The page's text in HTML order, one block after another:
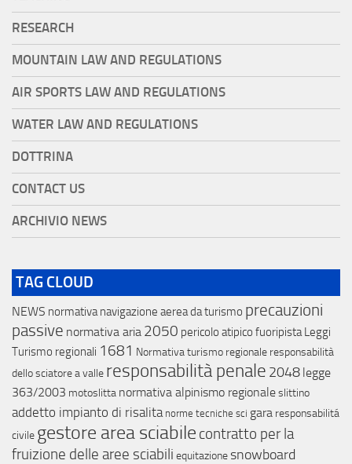
RESEARCH
MOUNTAIN LAW AND REGULATIONS
AIR SPORTS LAW AND REGULATIONS
WATER LAW AND REGULATIONS
DOTTRINA
CONTACT US
ARCHIVIO NEWS
TAG CLOUD
NEWS normativa navigazione aerea da turismo precauzioni
passive normativa aria 2050 pericolo atipico fuoripista Leggi
Turismo regionali 1681 Normativa turismo regionale responsabilità
dello sciatore a valle responsabilità penale 2048 legge
363/2003 motoslitta normativa alpinismo regionaleslittino
addetto impianto di risalita norme tecniche sci gara responsabilitá
civile gestore area sciabile contratto per la
fruizione delle aree sciabili equitazione snowboard